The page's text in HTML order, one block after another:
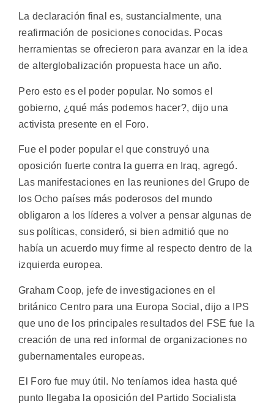
La declaración final es, sustancialmente, una
reafirmación de posiciones conocidas. Pocas
herramientas se ofrecieron para avanzar en la idea
de alterglobalización propuesta hace un año.
Pero esto es el poder popular. No somos el
gobierno, ¿qué más podemos hacer?, dijo una
activista presente en el Foro.
Fue el poder popular el que construyó una
oposición fuerte contra la guerra en Iraq, agregó.
Las manifestaciones en las reuniones del Grupo de
los Ocho países más poderosos del mundo
obligaron a los líderes a volver a pensar algunas de
sus políticas, consideró, si bien admitió que no
había un acuerdo muy firme al respecto dentro de la
izquierda europea.
Graham Coop, jefe de investigaciones en el
británico Centro para una Europa Social, dijo a IPS
que uno de los principales resultados del FSE fue la
creación de una red informal de organizaciones no
gubernamentales europeas.
El Foro fue muy útil. No teníamos idea hasta qué
punto llegaba la oposición del Partido Socialista